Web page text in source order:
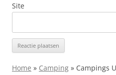
Site
Home » Camping » Campings